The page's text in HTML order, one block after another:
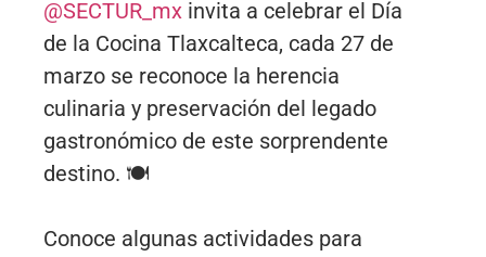
@SECTUR_mx invita a celebrar el Día
de la Cocina Tlaxcalteca, cada 27 de
marzo se reconoce la herencia
culinaria y preservación del legado
gastronómico de este sorprendente
destino. 🍽️
Conoce algunas actividades para